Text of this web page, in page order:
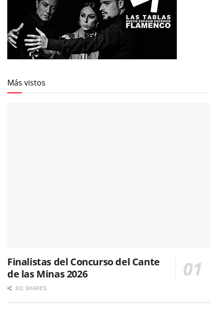
Más vistos
Finalistas del Concurso del Cante
de las Minas 2026
811 SHARES